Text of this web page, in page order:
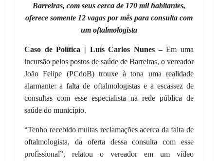
Barreiras, com seus cerca de 170 mil habitantes,
oferece somente 12 vagas por mês para consulta com
um oftalmologista
Caso de Política | Luís Carlos Nunes –Em uma
incursão pelos postos de saúde de Barreiras, o vereador
João Felipe (PCdoB) trouxe à tona uma realidade
alarmante: a falta de oftalmologistas e a escassez de
consultas com esse especialista na rede pública de
saúde do município.
“Tenho recebido muitas reclamações acerca da falta de
oftalmologista, da oferta dessa consulta com esse
profissional”, relatou o vereador em um vídeo